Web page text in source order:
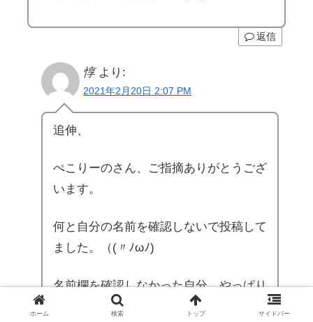
返信
惇 より:
2021年2月20日 2:07 PM
追伸、
ぺこりーのさん、ご指摘ありがとうござ
います。
何と自分の名前を確認しないで投稿して
ました。（(〃ﾉωﾉ)
名前欄を確認しなかった自分、やっぱり
注意力散漫になってるわ～
ホーム 検索 トップ サイドバー